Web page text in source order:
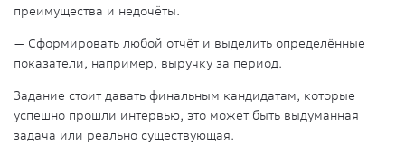
преимущества и недочёты.
— Сформировать любой отчёт и выделить определённые
показатели, например, выручку за период.
Задание стоит давать финальным кандидатам, которые
успешно прошли интервью, это может быть выдуманная
задача или реально существующая.